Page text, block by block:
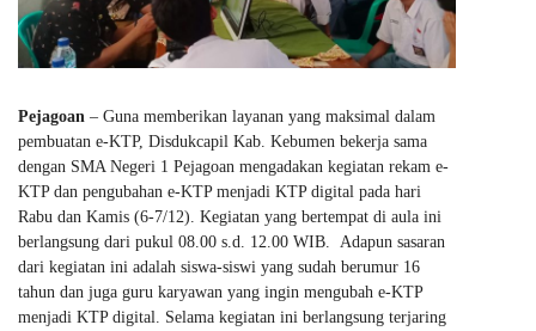
Pejagoan – Guna memberikan layanan yang maksimal dalam
pembuatan e-KTP, Disdukcapil Kab. Kebumen bekerja sama
dengan SMA Negeri 1 Pejagoan mengadakan kegiatan rekam e-
KTP dan pengubahan e-KTP menjadi KTP digital pada hari
Rabu dan Kamis (6-7/12). Kegiatan yang bertempat di aula ini
berlangsung dari pukul 08.00 s.d. 12.00 WIB. Adapun sasaran
dari kegiatan ini adalah siswa-siswi yang sudah berumur 16
tahun dan juga guru karyawan yang ingin mengubah e-KTP
menjadi KTP digital. Selama kegiatan ini berlangsung terjaring